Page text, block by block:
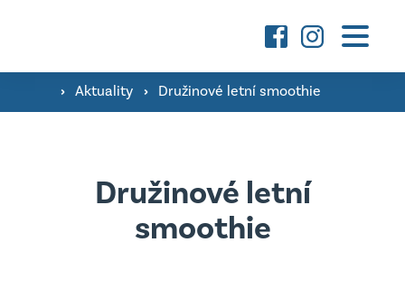
O škole a fotografie ›
Školní poradenské pracoviště ›
Mateřská škola
Třídy ›
Aktuality
› Aktuality › Družinové letní smoothie
Družinové letní
smoothie